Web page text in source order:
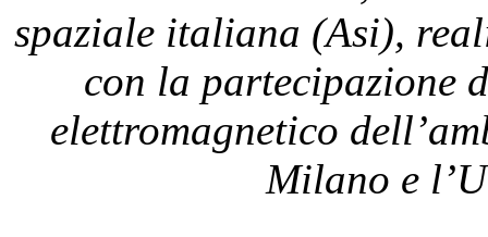
spaziale italiana (Asi),
con la partecipazione
elettromagnetico
Milano e